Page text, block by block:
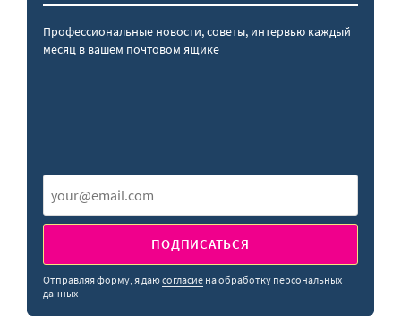
Профессиональные новости, советы, интервью каждый
месяц в вашем почтовом ящике
ПОДПИСАТЬСЯ
Отправляя форму, я даюсогласие на обработку персональных
данных